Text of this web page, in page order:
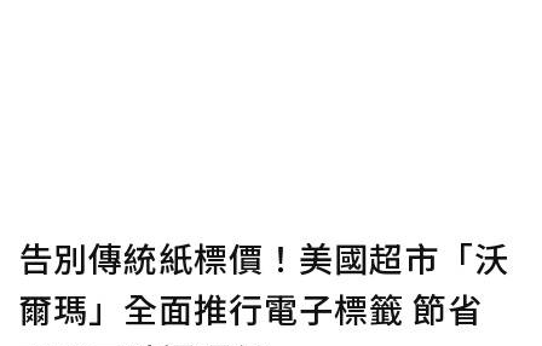
告別傳統紙標價！美國超市「沃
爾瑪」全面推行電子標籤 節省